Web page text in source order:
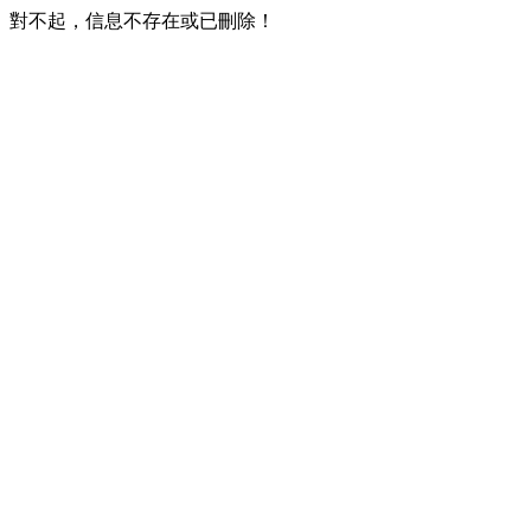
對不起，信息不存在或已刪除！